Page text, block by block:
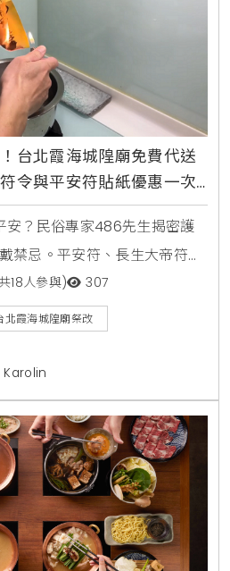
台北霞海城隍廟免費代送
令與平安符貼紙優惠一次
安？民俗專家486先生揭密護
禁忌。平安符、長生大帝符與
途大不同，並提醒護身符碰水
祭改服務與開光符令請領資訊
18人參與) 307
霞海城隍廟祭改
Karolin